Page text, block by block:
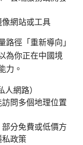
網站或工具
徑「重新導向」
為你正在中國境
力。
網路）
問多個地理位置
分免費或低價方
政策